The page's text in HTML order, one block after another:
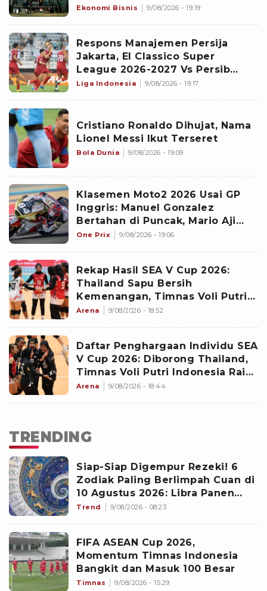
Ekonomi Bisnis 9/08/2026 - 19:19
Respons Manajemen Persija
Jakarta, El Classico Super
League 2026-2027 Vs Persib
Bandung Digelar di Pekan Kedua
Liga Indonesia 9/08/2026 - 19:17
Cristiano Ronaldo Dihujat, Nama
Lionel Messi Ikut Terseret
Bola Dunia 9/08/2026 - 19:09
Klasemen Moto2 2026 Usai GP
Inggris: Manuel Gonzalez
Bertahan di Puncak, Mario Aji
Jadi Juru Kunci
One Prix 9/08/2026 - 19:06
Rekap Hasil SEA V Cup 2026:
Thailand Sapu Bersih
Kemenangan, Timnas Voli Putri
Indonesia Stagnan
Arena 9/08/2026 - 18:52
Daftar Penghargaan Individu SEA
V Cup 2026: Diborong Thailand,
Timnas Voli Putri Indonesia Raih
1 Gelar Terbaik
Arena 9/08/2026 - 18:44
TRENDING
Siap-Siap Digempur Rezeki! 6
Zodiak Paling Berlimpah Cuan di
10 Agustus 2026: Libra Panen
Proyek Emas
Trend 9/08/2026 - 08:23
FIFA ASEAN Cup 2026,
Momentum Timnas Indonesia
Bangkit dan Masuk 100 Besar
Timnas 9/08/2026 - 15:29